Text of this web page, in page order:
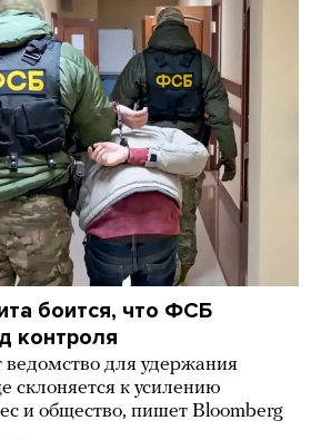
боится, что ФСБ
контроля
ведомство для удержания
склоняется к усилению
и общество, пишет Bloomberg